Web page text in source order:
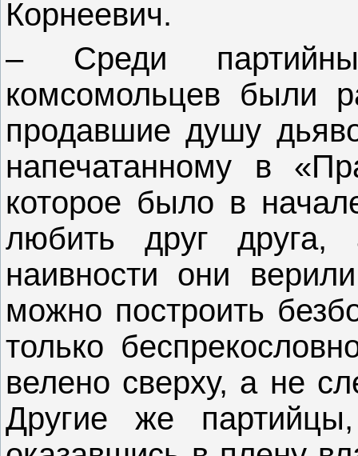
Корнеевич.
– Среди
комсомольцев были
продавшие душу
напечатанному в
которое было в
любить друг
наивности они
можно построить
только
велено сверху, а не
Другие же